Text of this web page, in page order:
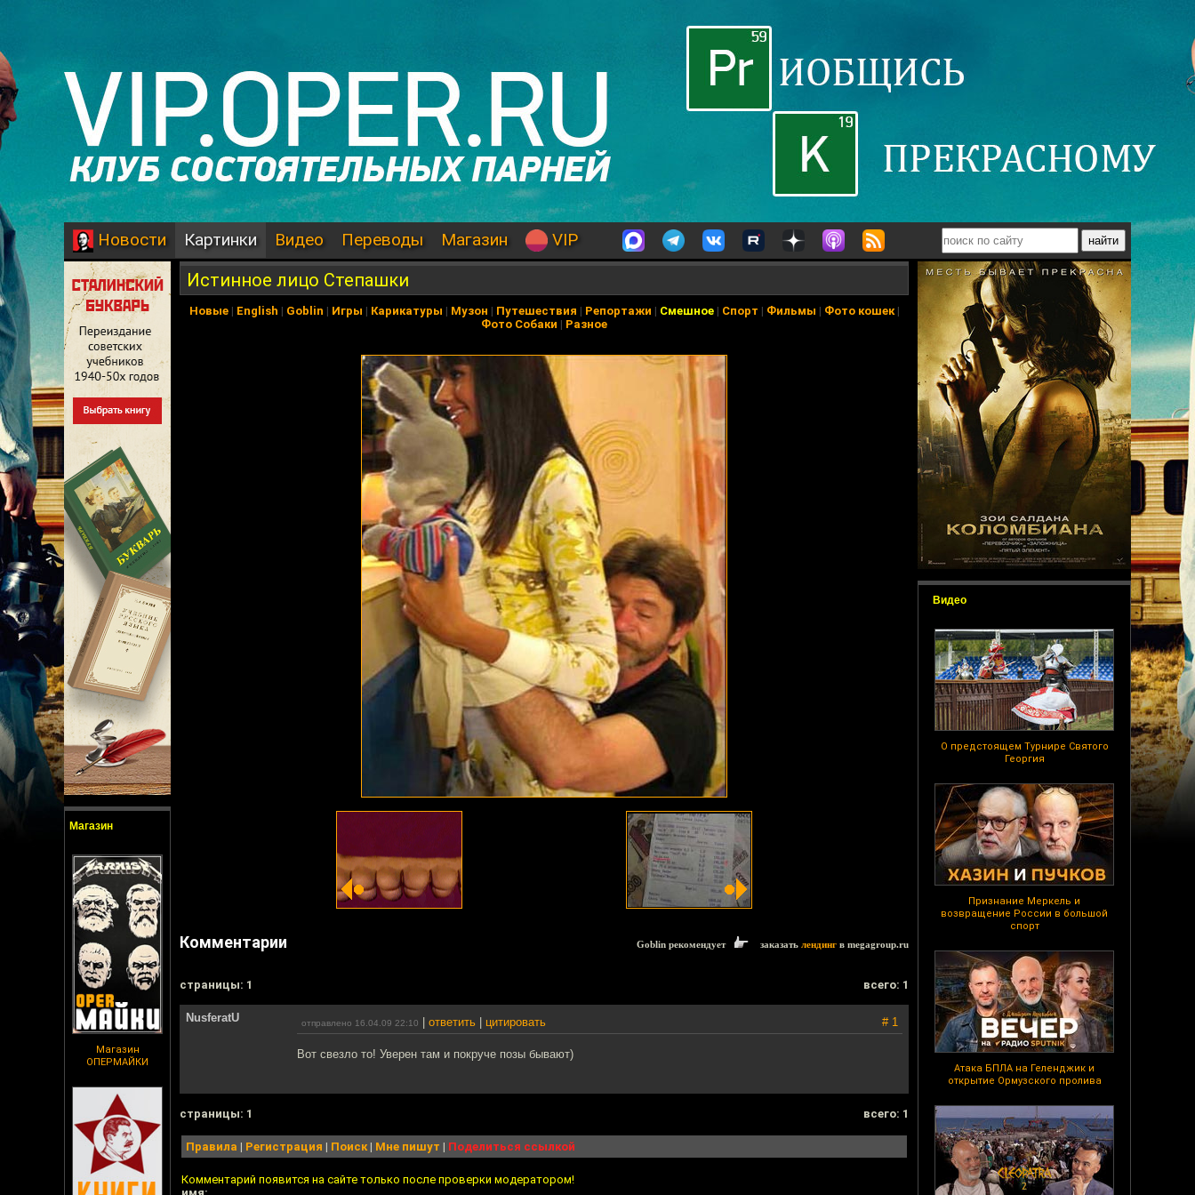
Новости Картинки Видео Переводы Магазин VIP
Магазин
Магазин
ОПЕРМАЙКИ
Видео
О предстоящем Турнире Святого
Георгия
Признание Меркель и
возвращение России в большой
спорт
Атака БПЛА на Геленджик и
открытие Ормузского пролива
Истинное лицо Степашки
Новые| English | Goblin | Игры | Карикатуры | Музон | Путешествия | Репортажи | Смешное| Спорт | Фильмы | Фото кошек|
Фото Собаки | Разное
Комментарии Goblin рекомендует заказать лендинг в megagroup.ru
cтраницы: 1 всего: 1
NusferatU отправлено 16.04.09 22:10 ответить цитировать # 1
Вот свезло то! Уверен там и покруче позы бывают)
cтраницы: 1 всего: 1
Правила | Регистрация | Поиск| Мне пишут | Поделиться ссылкой
Комментарий появится на сайте только после проверки модератором!